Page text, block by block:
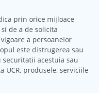
prin orice mijloace
de a de solicita
a persoanelor
este distrugerea sau
acestuia sau
UCR, produsele, serviciile